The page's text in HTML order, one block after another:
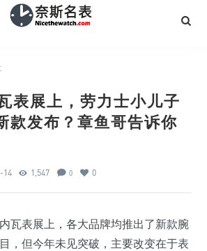
表展上，劳力士小儿子
款发布？章鱼哥告诉你
14 1,547 0 0
瓦表展上，各大品牌均推出了新款腕
，但今年未见突破，主要改变在于表